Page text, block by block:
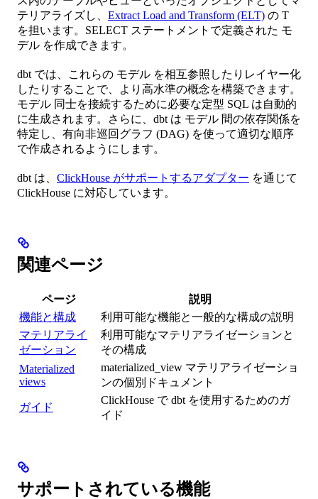
テリアライズし、 Extract Load and Transform (ELT) の T
を担います。SELECT ステートメントで定義された モ
デル を作成できます。
dbt では、これらの モデル を相互参照したりレイヤー化
したりすることで、より高水準の概念を構築できます。
モデル 同士を接続するために必要な定型 SQL は自動的
に生成されます。さらに、dbt は モデル 間の依存関係を
特定し、有向非巡回グラフ (DAG) を使って適切な順序
で作成されるようにします。
dbt は、 ClickHouse がサポートするアダプター を通じて
ClickHouse に対応しています。
関連ページ
ページ
説明
機能と構成
利用可能な機能と一般的な構成の説明
マテリアライ
ゼーション
利用可能なマテリアライゼーションと
その構成
Materialized
views
materialized_view マテリアライゼーショ
ンの個別ドキュメント
ガイド
ClickHouse で dbt を使用するためのガ
イド
サポートされている機能